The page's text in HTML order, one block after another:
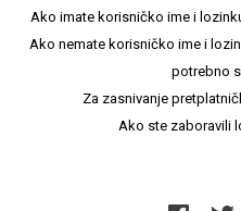
Ako imate korisničko ime i
Ako nemate korisničko ime i
potrebno
Za zasnivanje
Ako ste zaboravili